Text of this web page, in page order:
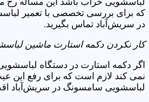
که برای بررسی تخصصی با تعمیر
در سریش‌آباد تماس بگیرید.
کار نکردن دکمه استارت ماشین
اگر دکمه استارت در دستگاه
نمی کند لازم است که برای رفع این
لباسشویی سامسونگ در سریش‌آباد